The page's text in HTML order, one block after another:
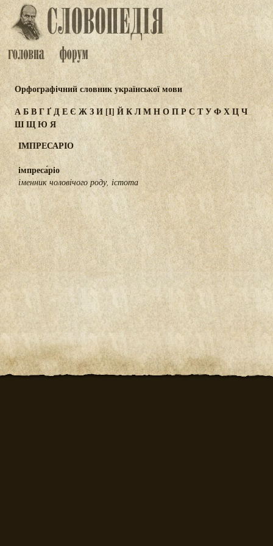
Орфографічний словник української мови
АБВГҐДЕЄ ЖЗИ[І] ЙКЛМНОПР СТУФХЦЧ
ШЩЮЯ
ІМПРЕСАРІО
імпреса́ріо
іменник чоловічого роду, істота